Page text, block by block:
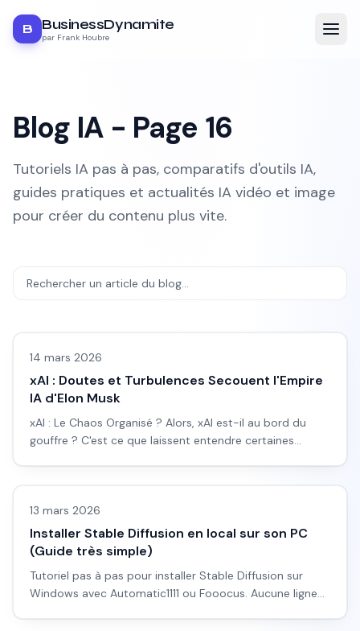
B BusinessDynamite
par Frank Houbre
Blog IA - Page 16
Tutoriels IA pas à pas, comparatifs d'outils IA,
guides pratiques et actualités IA vidéo et image
pour créer du contenu plus vite.
14 mars 2026
xAI : Doutes et Turbulences Secouent l'Empire
IA d'Elon Musk
xAI : Le Chaos Organisé ? Alors, xAI est-il au bord du
gouffre ? C'est ce que laissent entendre certaines
Images IA
13 mars 2026
Installer Stable Diffusion en local sur son PC
(Guide très simple)
Tutoriel pas à pas pour installer Stable Diffusion sur
Windows avec Automatic1111 ou Fooocus. Aucune ligne
LLM & fondamentaux IA